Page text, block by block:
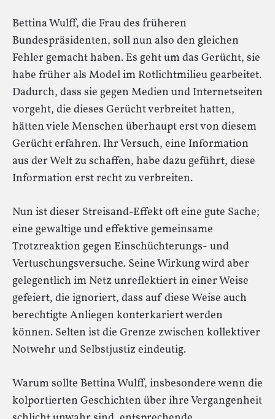
Bettina Wulff, die Frau des früheren
Bundespräsidenten, soll nun also den gleichen
Fehler gemacht haben. Es geht um das Gerücht, sie
habe früher als Model im Rotlichtmilieu gearbeitet.
Dadurch, dass sie gegen Medien und Internetseiten
vorgeht, die dieses Gerücht verbreitet hatten,
hätten viele Menschen überhaupt erst von diesem
Gerücht erfahren. Ihr Versuch, eine Information
aus der Welt zu schaffen, habe dazu geführt, diese
Information erst recht zu verbreiten.
Nun ist dieser Streisand-Effekt oft eine gute Sache;
eine gewaltige und effektive gemeinsame
Trotzreaktion gegen Einschüchterungs- und
Vertuschungsversuche. Seine Wirkung wird aber
gelegentlich im Netz unreflektiert in einer Weise
gefeiert, die ignoriert, dass auf diese Weise auch
berechtigte Anliegen konterkariert werden
können. Selten ist die Grenze zwischen kollektiver
Notwehr und Selbstjustiz eindeutig.
Warum sollte Bettina Wulff, insbesondere wenn die
kolportierten Geschichten über ihre Vergangenheit